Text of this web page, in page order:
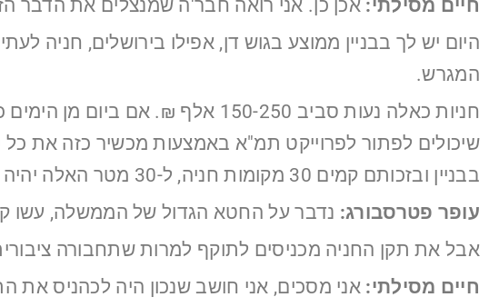
חיים מסילתי: אכן כן. אני רואה חבר'ה שמנצלים את הדבר
היום יש לך בבניין ממוצע בגוש דן, אפילו בירושלים,
המגרש.
בבניין ובזכותם קמים 30 מקומות חניה, ל-30 מטר האלה יהיה ביקוש עצום.
עופר פטרסבורג: נדבר על החטא הגדול של הממשלה, עשו
אבל את תקן החניה מכניסים לתוקף למרות שתחבורה
חיים מסילתי: אני מסכים, אני חושב שנכון היה לכהניס